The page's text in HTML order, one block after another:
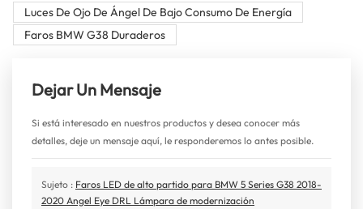
Luces De Ojo De Ángel De Bajo Consumo De Energía
Faros BMW G38 Duraderos
Dejar Un Mensaje
Si está interesado en nuestros productos y desea conocer más
detalles, deje un mensaje aquí, le responderemos lo antes posible.
Sujeto : Faros LED de alto partido para BMW 5 Series G38 2018-
2020 Angel Eye DRL Lámpara de modernización